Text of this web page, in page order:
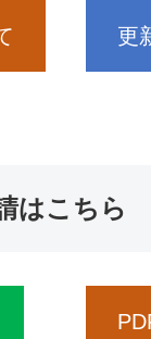
更
はこちら